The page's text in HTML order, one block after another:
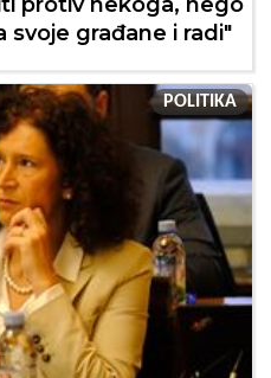
protiv nekoga, nego
svoje građane i radi"
POLITIKA